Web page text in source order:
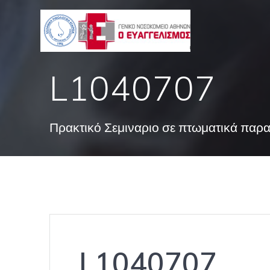
L1040707
Πρακτικό Σεμιναριο σε πτωματικά
L1040707